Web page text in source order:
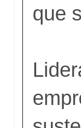
que